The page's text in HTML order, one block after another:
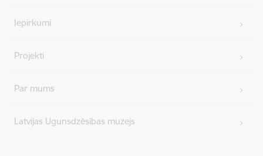
Iepirkumi
Projekti
Par mums
Latvijas Ugunsdzēsības muzejs